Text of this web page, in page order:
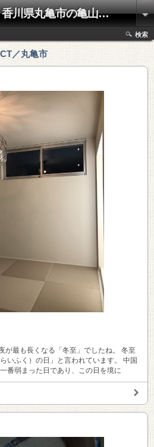
県丸亀市の亀山工務店
検索
／丸亀市
が最も長くなる「冬至」でしたね。 冬至
いふく）の日」と言われています。 中国
番弱まった日であり、この日を境に